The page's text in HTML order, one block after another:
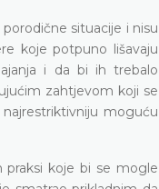
situacije i nisu
koje potpuno lišavaju
i da bi ih trebalo
zahtjevom koji se
moguću
praksi koje bi se mogle